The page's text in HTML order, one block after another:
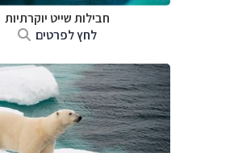
חבילות שייט יוקרתיות
לחץ לפרטים